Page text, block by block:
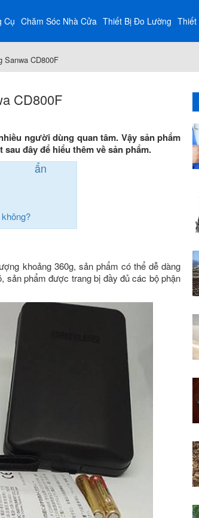
Cụ Chăm Sóc Nhà Cửa Thiết Bị Đo Lường Thiết
Sanwa CD800F
CD800F
người dùng quan tâm. Vậy sản phẩm
đây để hiểu thêm về sản phẩm.
ẩn
khoảng 360g, sản phẩm có thể dễ dàng
sản phẩm được trang bị đầy đủ các bộ phận